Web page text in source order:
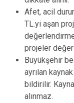
Afet, acil
TL.yi aşan
projeler
Büyükşehir
ayrılan
bildirilir.
alınmaz.